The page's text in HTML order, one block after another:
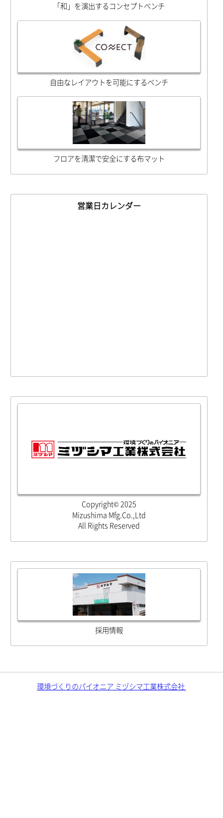
「和」を演出するコンセプトベンチ
自由なレイアウトを可能にするベンチ
フロアを清潔で安全にする布マット
営業日カレンダー
Copyright© 2025
Mizushima Mfg.Co.,Ltd
All Rights Reserved
採用情報
環境づくりのパイオニア ミヅシマ工業株式会社